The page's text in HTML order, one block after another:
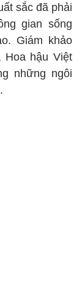
sắc đã phải
gian sống
Giám khảo
Hoa hậu Việt
những ngôi